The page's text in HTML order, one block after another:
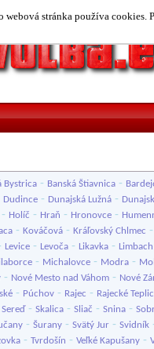
webová stránka používa cookies.
Bystrica - Banská Štiavnica -
Dudince - Dunajská Lužná -
- Holíč - Hraň - Hronovce -
- Kováčová - Kráľovský Chlmec
Levice - Levoča - Likavka - Limbach
- Michalovce - Modra -
- Nové Mesto nad Váhom - Nové
- Púchov - Rajec - Rajecké
Sereď- Skalica - Sliač - Snina -
- Šurany - Svätý Jur - Svidník
- Tvrdošín - Veľké Kapušany -